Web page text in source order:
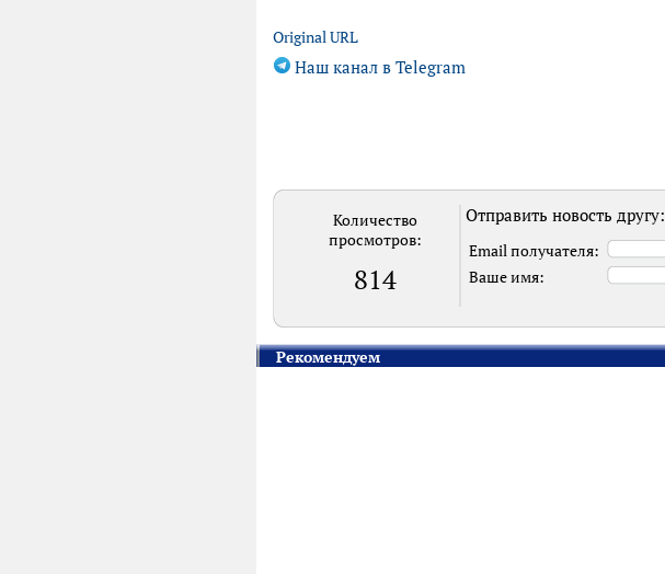
Original URL
Наш канал в Telegram
Количество
просмотров:
814
Отправить новость другу:
Email получателя:
Ваше имя:
Рекомендуем